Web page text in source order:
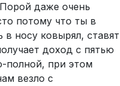
даже очень
потому что ты в
носу ковырял, ставят
доход с пятью
полной, при этом
везло с